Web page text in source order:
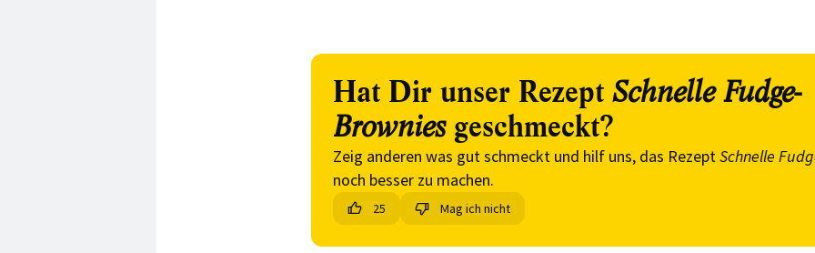
Hat Dir unser Rezept Schnelle Fudge-
Browniesgeschmeckt?
Zeig anderen was gut schmeckt und hilf uns, das RezeptSchnelle
noch besser zu machen.
25 Mag ich nicht